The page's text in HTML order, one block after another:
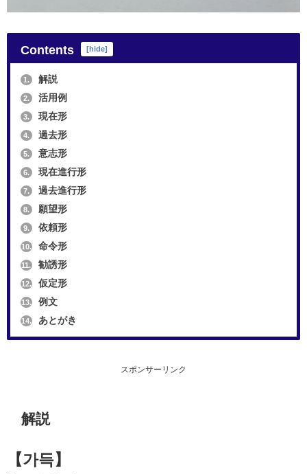
Contents [hide]
1. 解説
2. 活用例
3. 現在形
4. 過去形
5. 意志形
6. 現在進行形
7. 過去進行形
8. 願望形
9. 依頼形
10. 命令形
11. 勧誘形
12. 仮定形
13. 例文
14. あとがき
スポンサーリンク
解説
【가득】